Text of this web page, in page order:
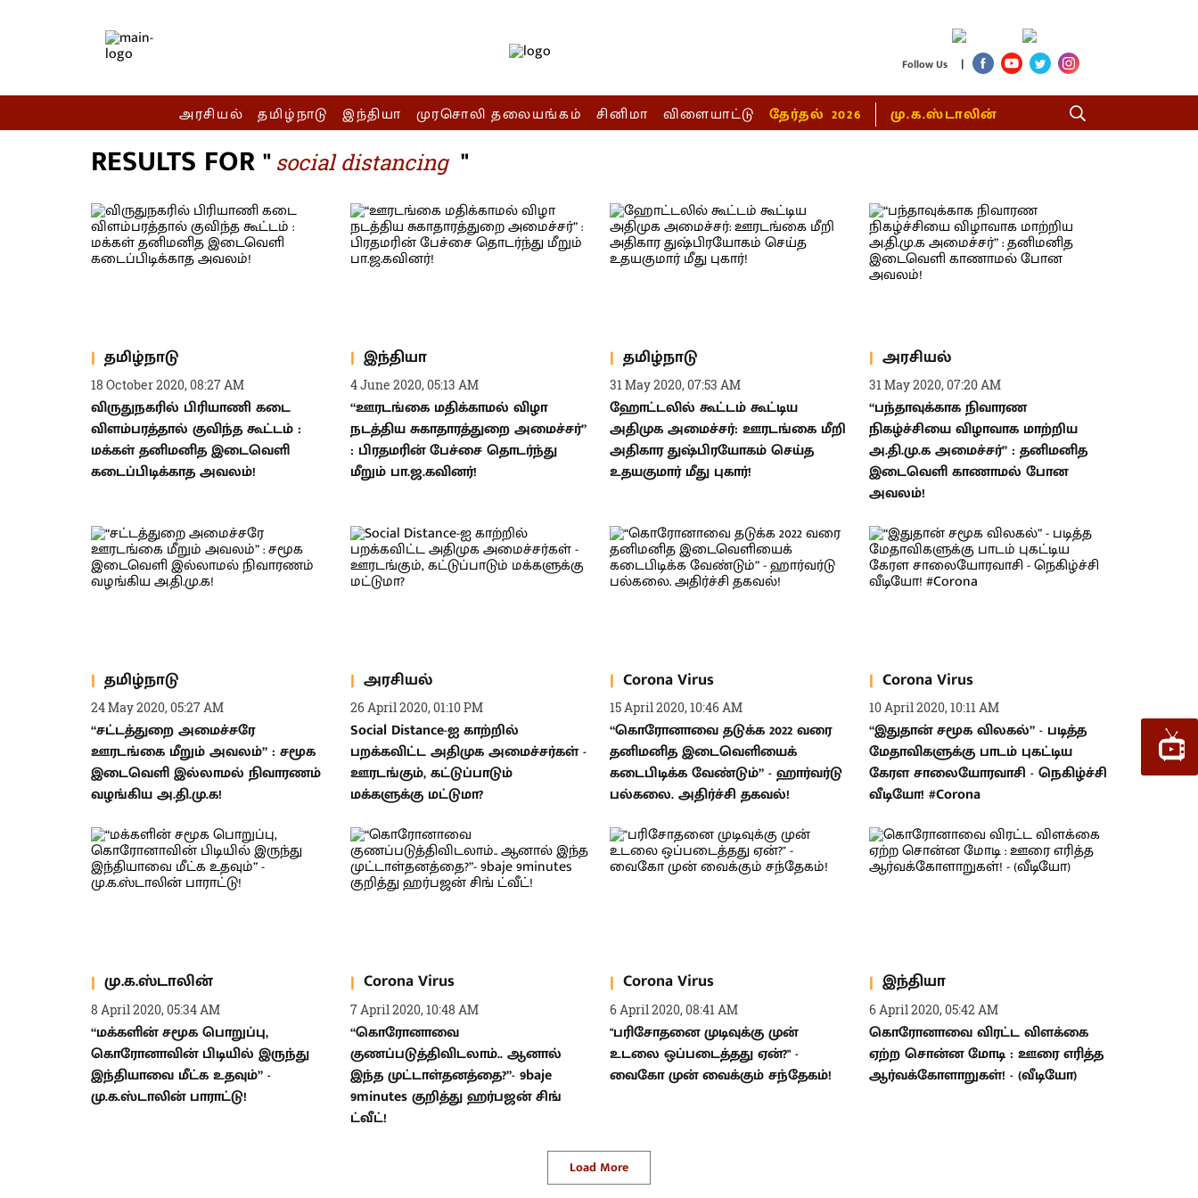
Follow Us |
அரசியல் தமிழ்நாடு இந்தியா முரசொலி தலையங்கம் சினிமா விளையாட்டு தேர்தல் 2026 மு.க.ஸ்டாலின்
RESULTS FOR " social distancing "
தமிழ்நாடு
18 October 2020, 08:27 AM
விருதுநகரில் பிரியாணி கடை
விளம்பரத்தால் குவிந்த கூட்டம் :
மக்கள் தனிமனித இடைவெளி
கடைப்பிடிக்காத அவலம்!
இந்தியா
4 June 2020, 05:13 AM
“ஊரடங்கை மதிக்காமல் விழா
நடத்திய சுகாதாரத்துறை அமைச்சர்”
: பிரதமரின் பேச்சை தொடர்ந்து
மீறும் பா.ஜ.கவினர்!
தமிழ்நாடு
31 May 2020, 07:53 AM
ஹோட்டலில் கூட்டம் கூட்டிய
அதிமுக அமைச்சர்: ஊரடங்கை மீறி
அதிகார துஷ்பிரயோகம் செய்த
உதயகுமார் மீது புகார்!
அரசியல்
31 May 2020, 07:20 AM
“பந்தாவுக்காக நிவாரண
நிகழ்ச்சியை விழாவாக மாற்றிய
அ.தி.மு.க அமைச்சர்” : தனிமனித
இடைவெளி காணாமல் போன
அவலம்!
தமிழ்நாடு
24 May 2020, 05:27 AM
“சட்டத்துறை அமைச்சரே
ஊரடங்கை மீறும் அவலம்” : சமூக
இடைவெளி இல்லாமல் நிவாரணம்
வழங்கிய அ.தி.மு.க!
அரசியல்
26 April 2020, 01:10 PM
Social Distance-ஐ காற்றில்
பறக்கவிட்ட அதிமுக அமைச்சர்கள் -
ஊரடங்கும், கட்டுப்பாடும்
மக்களுக்கு மட்டுமா?
Corona Virus
15 April 2020, 10:46 AM
“கொரோனாவை தடுக்க 2022 வரை
தனிமனித இடைவெளியைக்
கடைபிடிக்க வேண்டும்” - ஹார்வர்டு
பல்கலை. அதிர்ச்சி தகவல்!
Corona Virus
10 April 2020, 10:11 AM
“இதுதான் சமூக விலகல்” - படித்த
மேதாவிகளுக்கு பாடம் புகட்டிய
கேரள சாலையோரவாசி - நெகிழ்ச்சி
வீடியோ! #Corona
மு.க.ஸ்டாலின்
8 April 2020, 05:34 AM
“மக்களின் சமூக பொறுப்பு,
கொரோனாவின் பிடியில் இருந்து
இந்தியாவை மீட்க உதவும்” -
மு.க.ஸ்டாலின் பாராட்டு!
Corona Virus
7 April 2020, 10:48 AM
“கொரோனாவை
குணப்படுத்திவிடலாம்.. ஆனால்
இந்த முட்டாள்தனத்தை?”- 9baje
9minutes குறித்து ஹர்பஜன் சிங்
ட்வீட்!
Corona Virus
6 April 2020, 08:41 AM
"பரிசோதனை முடிவுக்கு முன்
உடலை ஒப்படைத்தது ஏன்?" -
வைகோ முன் வைக்கும் சந்தேகம்!
இந்தியா
6 April 2020, 05:42 AM
கொரோனாவை விரட்ட விளக்கை
ஏற்ற சொன்ன மோடி : ஊரை எரித்த
ஆர்வக்கோளாறுகள்! - (வீடியோ)
Load More